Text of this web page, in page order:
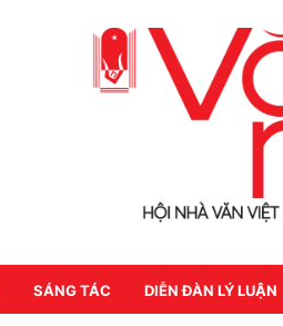
SÁNG TÁC DIỄN ĐÀN LÝ LUẬN